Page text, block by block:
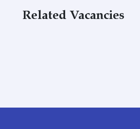
Related Vacancies